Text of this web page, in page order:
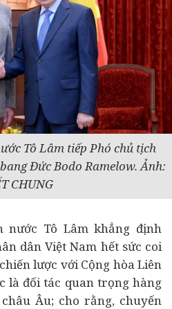
Tô Lâm tiếp Phó chủ tịch
Đức Bodo Ramelow. Ảnh:
CHUNG
nước Tô Lâm khẳng định
dân Việt Nam hết sức coi
lược với Cộng hòa Liên
là đối tác quan trọng hàng
Âu; cho rằng, chuyến